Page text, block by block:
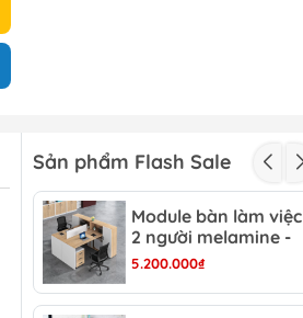
Sản phẩm Flash Sale
Module bàn làm việc
2 người melamine -
CB 15
5.200.000₫